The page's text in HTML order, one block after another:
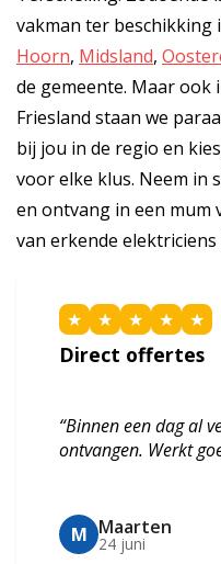
vakman ter beschikking
Hoorn, Midsland,
de gemeente. Maar ook
Friesland staan we
bij jou in de regio en
voor elke klus. Neem in
en ontvang in een mum
van erkende
★ ★ ★ ★ ★
Direct offertes
“Binnen een dag al
ontvangen. Werkt
M Maarten
24 juni